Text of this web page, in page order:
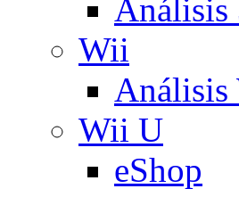
Análisis
Wii
Análisis
Wii U
eShop